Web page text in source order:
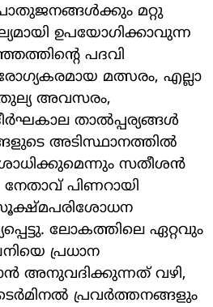
മറ്റു
ഉപയോഗിക്കാവുന്ന
പദവി
മത്സരം, എല്ലാ
തുല്യ അവസരം,
താൽപ്പര്യങ്ങൾ
അടിസ്ഥാനത്തിൽ
സതീശൻ
പിണറായി
ലോകത്തിലെ ഏറ്റവും
പ്രധാന
അനുവദിക്കുന്നത് വഴി,
പ്രവർത്തനങ്ങളും